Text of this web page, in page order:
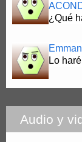
¿Qué
Lo
Audio y